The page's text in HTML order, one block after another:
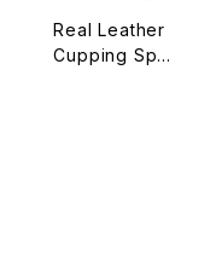
Real Leather
Cupping Spoo